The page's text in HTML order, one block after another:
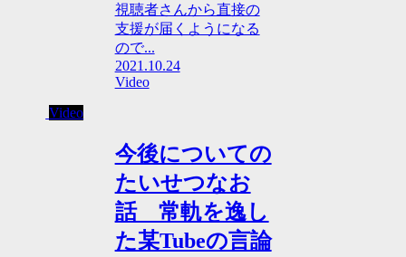
視聴者さんから直接の
支援が届くようになる
ので...
2021.10.24
Video
Video
今後についての
たいせつなお
話 常軌を逸し
た某Tubeの言論